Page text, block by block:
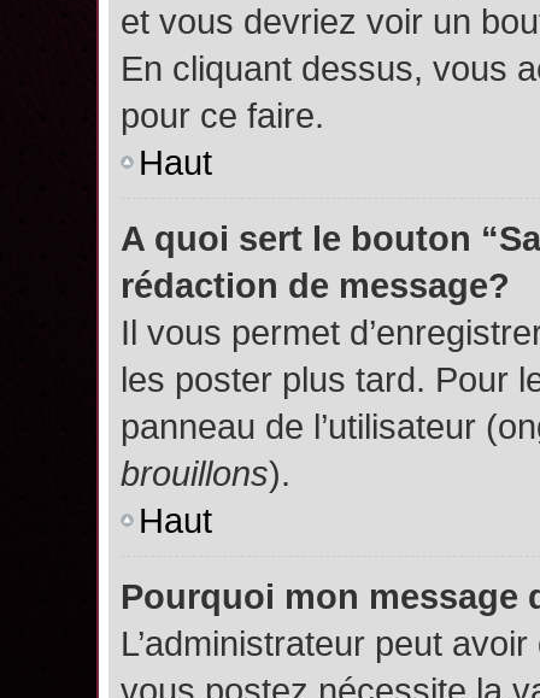
et vous devriez voir un
En cliquant dessus, vous
pour ce faire.
Haut
A quoi sert le bouton
rédaction de message?
Il vous permet
les poster plus tard. Pour
panneau de l’utilisateur
brouillons).
Haut
Pourquoi mon message
L’administrateur peut